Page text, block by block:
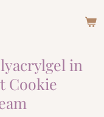
in
Cookie